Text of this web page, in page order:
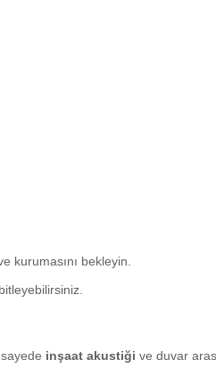
kurumasını bekleyin.
inşaat akustiği ve duvar